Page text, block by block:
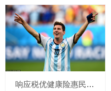
响应税优健康险惠民政策，推出税优保险产品